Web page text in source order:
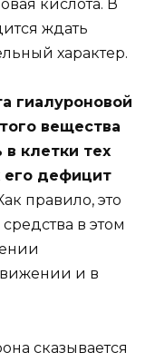
кислота. В
ждать
характер.
гиалуроновой
вещества
клетки тех
его дефицит
правило, это
в этом
и в
сказывается